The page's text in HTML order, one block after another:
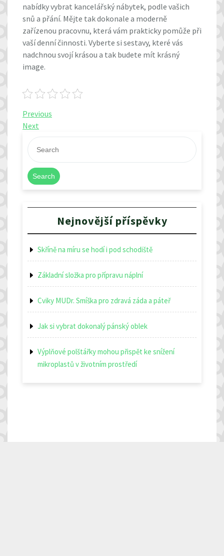
nabídky vybrat kancelářský nábytek, podle vašich
snů a přání. Mějte tak dokonale a moderně
zařízenou pracovnu, která vám prakticky pomůže při
vaší denní činnosti. Vyberte si sestavy, které vás
nadchnou svojí krásou a tak budete mít krásný
image.
Navigace
pro
příspěvek
Previous
Post
Previous
Next
Post
Next
Search
Nejnovější příspěvky
Skříně na míru se hodí i pod schodiště
Základní složka pro přípravu náplní
Cviky MUDr. Smíška pro zdravá záda a páteř
Jak si vybrat dokonalý pánský oblek
Výplňové polštářky mohou přispět ke snížení
mikroplastů v životním prostředí